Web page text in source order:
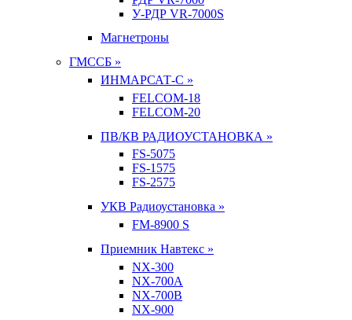
У-РДР VR-7000S
Магнетроны
ГМССБ »
ИНМАРСАТ-С »
FELCOM-18
FELCOM-20
ПВ/КВ РАДИОУСТАНОВКА »
FS-5075
FS-1575
FS-2575
УКВ Радиоустановка »
FM-8900 S
Приемник Навтекс »
NX-300
NX-700A
NX-700B
NX-900